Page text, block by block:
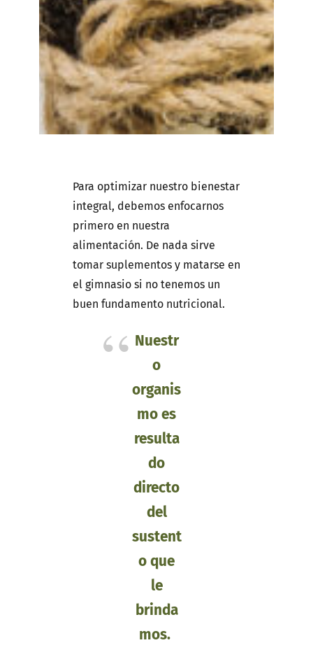
Para optimizar nuestro bienestar
integral, debemos enfocarnos
primero en nuestra
alimentación. De nada sirve
tomar suplementos y matarse en
el gimnasio si no tenemos un
buen fundamento nutricional.
Nuestr
o
organis
mo es
resulta
do
directo
del
sustent
o que
le
brinda
mos.